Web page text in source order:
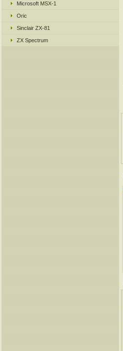
Microsoft MSX-1
Oric
Sinclair ZX-81
ZX Spectrum